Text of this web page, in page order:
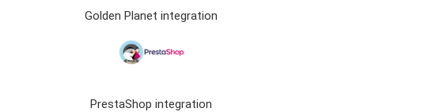
Golden Planet integration
PrestaShop integration